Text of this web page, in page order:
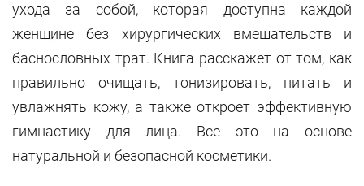
ухода за собой, которая доступна каждой
женщине без хирургических вмешательств и
баснословных трат. Книга расскажет от том, как
правильно очищать, тонизировать, питать и
увлажнять кожу, а также откроет эффективную
гимнастику для лица. Все это на основе
натуральной и безопасной косметики.